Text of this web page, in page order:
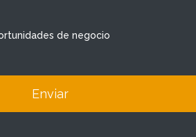
de negocio
Enviar